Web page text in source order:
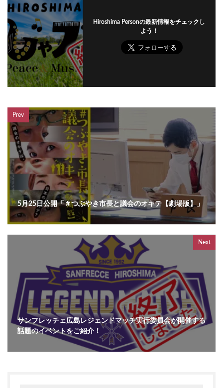
Hiroshima Personの最新情報をチェックし
よう！
Prev
5月25日公開「＃つぶやき市長と議会のオキテ【劇場版】」
Next
サンフレッチェ広島レジェンドマッチ実行委員会が開催する
話題のイベントをご紹介！